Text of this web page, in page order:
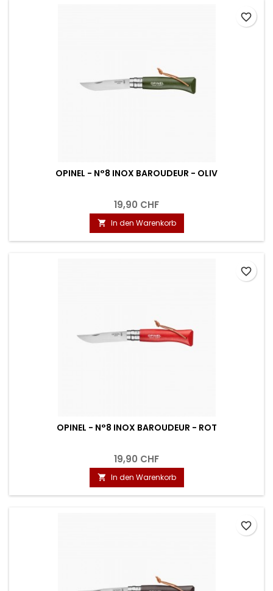
OPINEL - N°8 INOX BAROUDEUR - OLIV
19,90 CHF
 In den Warenkorb
favorite_border
OPINEL - N°8 INOX BAROUDEUR - ROT
19,90 CHF
 In den Warenkorb
favorite_border
favorite_border